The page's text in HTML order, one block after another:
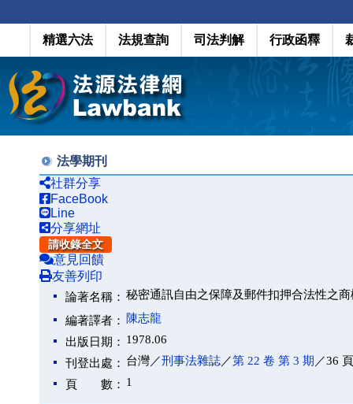
精選六法 法規查詢 司法判解 行政函釋
法學期刊
社群分享
FaceBook
Line
分享網址
請收錄全文
意見回饋
友善列印
論著名稱： 秘密通訊自由之保障及郵件扣押合法性之商
編著譯者：
陳志龍
出版日期： 1978.06
刊登出處： 台灣／刑事法雜誌／第 22 卷 第 3 期 ／36 頁
頁 數： 1